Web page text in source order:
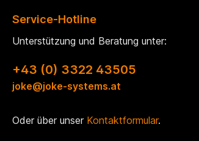
Service-Hotline
Unterstützung und Beratung unter:
+43 (0) 3322 43505
joke@joke-systems.at
Oder über unser Kontaktformular.